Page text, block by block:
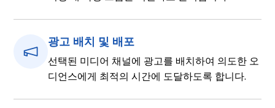
광고 배치 및 배포
선택된 미디어 채널에 광고를 배치하여 의도한 오
디언스에게 최적의 시간에 도달하도록 합니다.